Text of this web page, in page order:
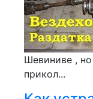
Шевиниве ,
прикол...